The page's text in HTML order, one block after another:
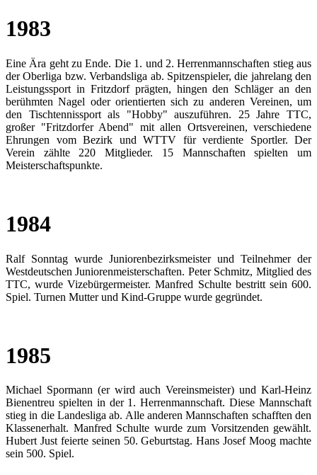
1983
Eine Ära geht zu Ende. Die 1. und 2. Herrenmannschaften stieg aus
der Oberliga bzw. Verbandsliga ab. Spitzenspieler, die jahrelang den
Leistungssport in Fritzdorf prägten, hingen den Schläger an den
berühmten Nagel oder orientierten sich zu anderen Vereinen, um
den Tischtennissport als "Hobby" auszuführen. 25 Jahre TTC,
großer "Fritzdorfer Abend" mit allen Ortsvereinen, verschiedene
Ehrungen vom Bezirk und WTTV für verdiente Sportler. Der
Verein zählte 220 Mitglieder. 15 Mannschaften spielten um
Meisterschaftspunkte.
1984
Ralf Sonntag wurde Juniorenbezirksmeister und Teilnehmer der
Westdeutschen Juniorenmeisterschaften. Peter Schmitz, Mitglied des
TTC, wurde Vizebürgermeister. Manfred Schulte bestritt sein 600.
Spiel. Turnen Mutter und Kind-Gruppe wurde gegründet.
1985
Michael Spormann (er wird auch Vereinsmeister) und Karl-Heinz
Bienentreu spielten in der 1. Herrenmannschaft. Diese Mannschaft
stieg in die Landesliga ab. Alle anderen Mannschaften schafften den
Klassenerhalt. Manfred Schulte wurde zum Vorsitzenden gewählt.
Hubert Just feierte seinen 50. Geburtstag. Hans Josef Moog machte
sein 500. Spiel.